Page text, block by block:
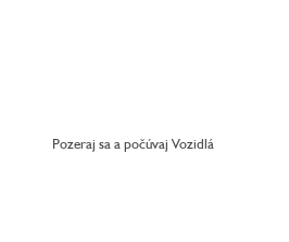
Pozeraj sa a počúvaj Vozidlá